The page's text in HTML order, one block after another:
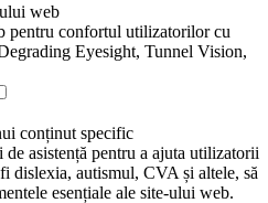
web
pentru confortul utilizatorilor cu
Eyesight, Tunnel Vision,
conținut specific
asistență pentru a ajuta utilizatorii
dislexia, autismul, CVA și altele, să
esențiale ale site-ului web.